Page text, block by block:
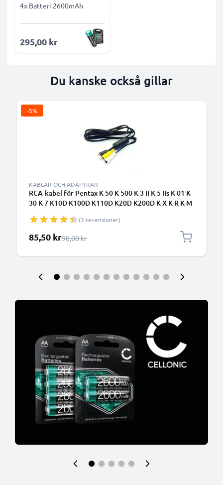
4x Batteri 2600mAh
295,00 kr
Du kanske också gillar
-5%
KABLAR OCH ADAPTRAR
RCA-kabel för Pentax K-50 K-500 K-3 II K-5 IIs K-01 K-
30 K-7 K10D K100D K110D K20D K200D K-X K-R K-M
10, TV, DVD, Blu-Ray, Kamera, Konsol – 0,6m AV-
kabel, RCA-kontakt, Komposit Audio-Video
(3 recensioner)
Specialpris
85,50 krOrdinarie pris
90,00 kr